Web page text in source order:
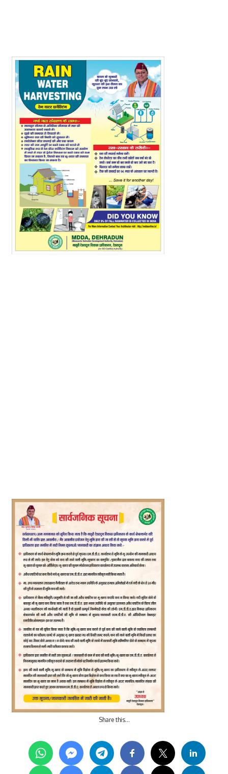
Share this…